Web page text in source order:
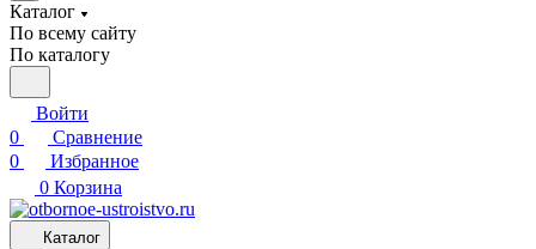
Каталог
По всему сайту
По каталогу
Войти
0
Сравнение
0
Избранное
0 Корзина
Каталог